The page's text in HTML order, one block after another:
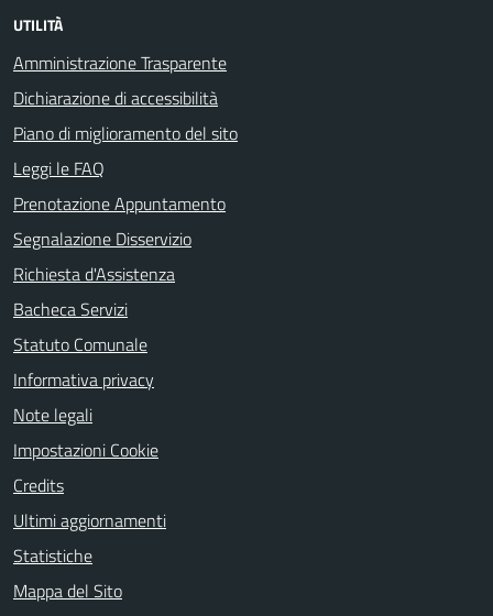
UTILITÀ
Amministrazione Trasparente
Dichiarazione di accessibilità
Piano di miglioramento del sito
Leggi le FAQ
Prenotazione Appuntamento
Segnalazione Disservizio
Richiesta d'Assistenza
Bacheca Servizi
Statuto Comunale
Informativa privacy
Note legali
Impostazioni Cookie
Credits
Ultimi aggiornamenti
Statistiche
Mappa del Sito